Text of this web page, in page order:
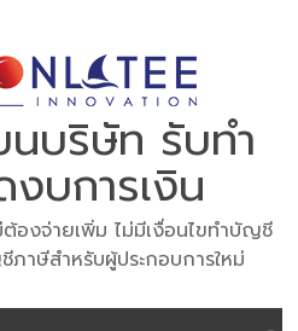
นบริษัท รับทำ
บการเงิน
องจ่ายเพิ่ม ไม่มีเงื่อนไขทำบัญชี
าษีสำหรับผู้ประกอบการใหม่